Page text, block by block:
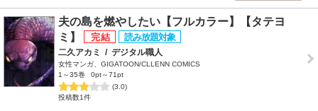
夫の島を燃やしたい【フルカラー】【タテヨ
ミ】
二久アカミ / デジタル職人
女性マンガ、GIGATOON/CLLENN COMICS
1～35巻
0pt～71pt
(3.0)
投稿数1件